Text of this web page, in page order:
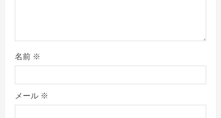
名前 ※
メール ※